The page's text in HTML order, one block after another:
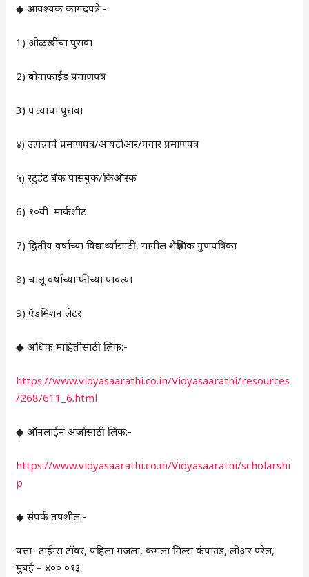
◆ आवश्यक कागदपत्रे:-
1) ओळखीचा पुरावा
2) बोनाफाईड प्रमाणपत्र
3) पत्त्याचा पुरावा
४) उत्पन्नाचे प्रमाणपत्र/आयटीआर/पगार प्रमाणपत्र
५) स्टुडंट बँक पासबुक/किऑस्क
6) १०वी मार्कशीट
7) द्वितीय वर्षाच्या विद्यार्थ्यांसाठी, मागील शैक्षणिक गुणपत्रिका
8) चालू वर्षाच्या फीच्या पावत्या
9) ऍडमिशन लेटर
◆ अधिक माहितीसाठी लिंक:-
https://www.vidyasaarathi.co.in/Vidyasaarathi/resources
/268/611_6.html
◆ ऑनलाईन अर्जासाठी लिंक:-
https://www.vidyasaarathi.co.in/Vidyasaarathi/scholarshi
p
◆ संपर्क तपशील:-
पत्ता- टाईम्स टॉवर, पहिला मजला, कमला मिल्स कंपाउंड, लोअर परेल,
मुंबई – ४०० ०१३.